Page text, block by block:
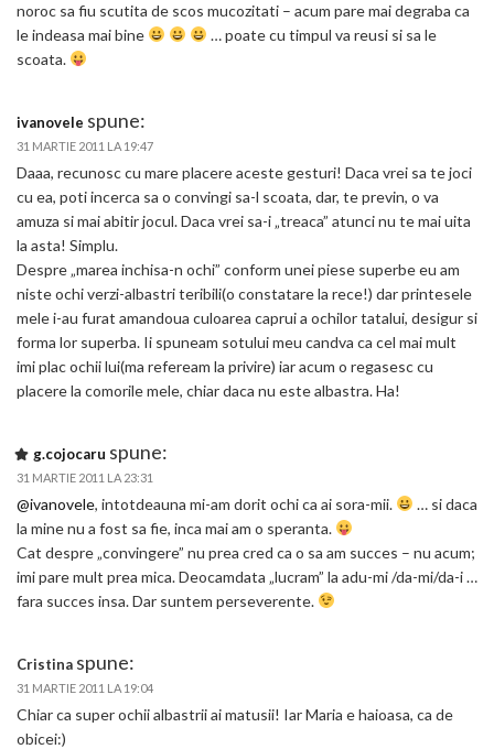
noroc sa fiu scutita de scos mucozitati – acum pare mai degraba ca
le indeasa mai bine
… poate cu timpul va reusi si sa le
scoata.
ivanovele spune:
31 MARTIE 2011 LA 19:47
Daaa, recunosc cu mare placere aceste gesturi! Daca vrei sa te joci
cu ea, poti incerca sa o convingi sa-l scoata, dar, te previn, o va
amuza si mai abitir jocul. Daca vrei sa-i „treaca” atunci nu te mai uita
la asta! Simplu.
Despre „marea inchisa-n ochi” conform unei piese superbe eu am
niste ochi verzi-albastri teribili(o constatare la rece!) dar printesele
mele i-au furat amandoua culoarea caprui a ochilor tatalui, desigur si
forma lor superba. Ii spuneam sotului meu candva ca cel mai mult
imi plac ochii lui(ma refeream la privire) iar acum o regasesc cu
placere la comorile mele, chiar daca nu este albastra. Ha!
g.cojocaru spune:
31 MARTIE 2011 LA 23:31
@ivanovele, intotdeauna mi-am dorit ochi ca ai sora-mii.
… si daca
la mine nu a fost sa fie, inca mai am o speranta.
Cat despre „convingere” nu prea cred ca o sa am succes – nu acum;
imi pare mult prea mica. Deocamdata „lucram” la adu-mi /da-mi/da-i …
fara succes insa. Dar suntem perseverente.
Cristina spune:
31 MARTIE 2011 LA 19:04
Chiar ca super ochii albastrii ai matusii! Iar Maria e haioasa, ca de
obicei:)